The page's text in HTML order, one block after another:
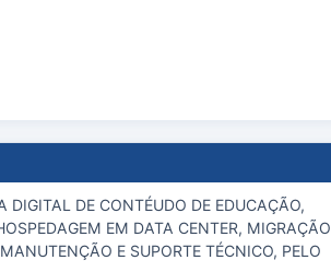
DE CONTÉUDO DE EDUCAÇÃO,
EM DATA CENTER, MIGRAÇÃO
E SUPORTE TÉCNICO, PELO